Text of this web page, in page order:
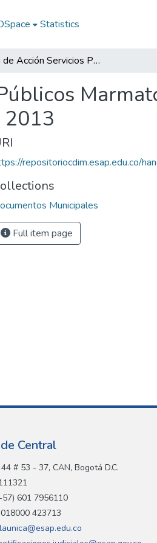
Statistics
Plan de Acción Servicios Públicos Marmato Caldas 2013: PA Servicios Públicos Marmato Caldas 2013
2013
repositoriocdim.esap.edu.co/
Municipales
Full item page
Central
# 53 - 37, CAN, Bogotá D.C.
601 7956110
018000 423713